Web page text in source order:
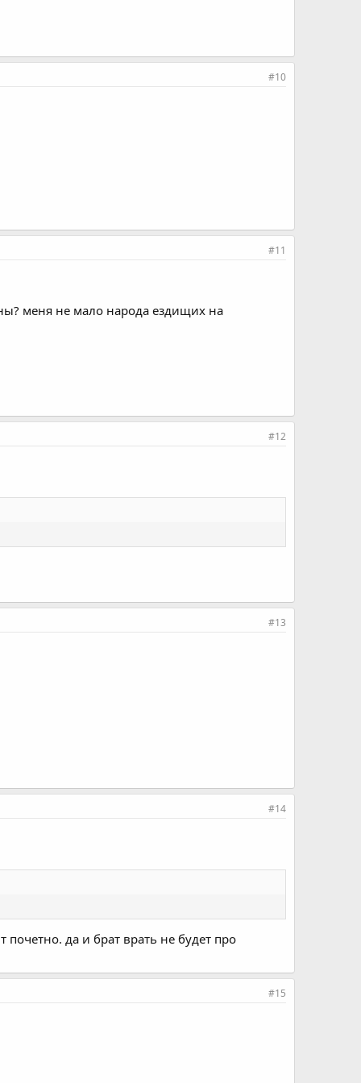
#10
#11
меня не мало народа ездищих на
#12
#13
#14
да и брат врать не будет про
#15